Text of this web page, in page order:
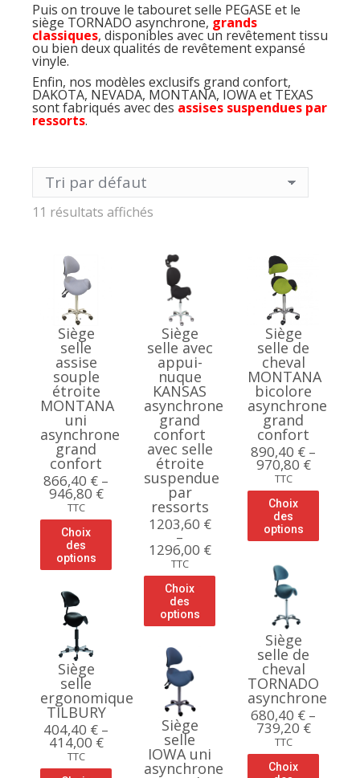
Puis on trouve le tabouret selle PEGASE et le
siège TORNADO asynchrone, grands
classiques, disponibles avec un revêtement tissu
ou bien deux qualités de revêtement expansé
vinyle.
Enfin, nos modèles exclusifs grand confort,
DAKOTA, NEVADA, MONTANA, IOWA et TEXAS
sont fabriqués avec des assises suspendues par
ressorts.
11 résultats affichés
Siège
selle
assise
souple
étroite
MONTANA
uni
asynchrone
grand
confort
866,40 € –
946,80 €
TTC
Choix
des
options
Siège
selle avec
appui-
nuque
KANSAS
asynchrone
grand
confort
avec selle
étroite
suspendue
par
ressorts
1203,60 €
–
1296,00 €
TTC
Choix
des
options
Siège
selle de
cheval
MONTANA
bicolore
asynchrone
grand
confort
890,40 € –
970,80 €
TTC
Choix
des
options
Siège
selle de
cheval
TORNADO
asynchrone
680,40 € –
739,20 €
TTC
Choix
Siège
selle
ergonomique
TILBURY
404,40 € –
414,00 €
TTC
Siège
selle
IOWA uni
asynchrone